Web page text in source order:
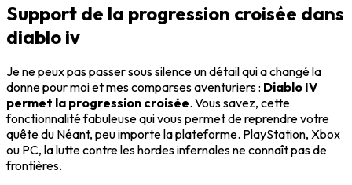
Support de la progression croisée dans
diablo iv
Je ne peux pas passer sous silence un détail qui a changé la
donne pour moi et mes comparses aventuriers : Diablo IV
permet la progression croisée. Vous savez, cette
fonctionnalité fabuleuse qui vous permet de reprendre votre
quête du Néant, peu importe la plateforme. PlayStation, Xbox
ou PC, la lutte contre les hordes infernales ne connaît pas de
frontières.